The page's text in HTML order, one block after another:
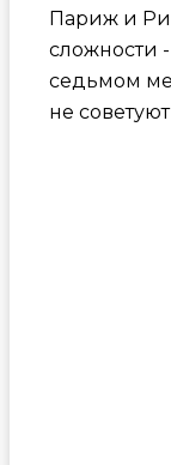
Париж и
сложности
седьмом
не